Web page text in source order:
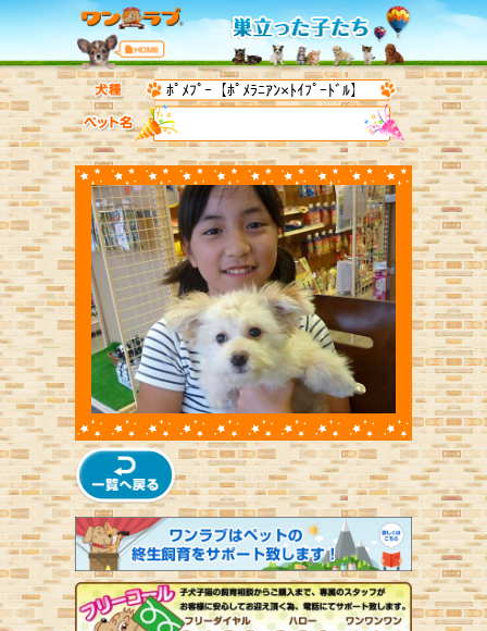
ﾎﾟﾒﾌﾟｰ【ﾎﾟﾒﾗﾆｱﾝ×ﾄｲﾌﾟｰﾄﾞﾙ】